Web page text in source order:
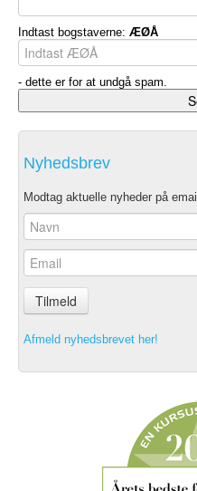
Indtast bogstaverne: ÆØÅ
- dette er for at undgå spam.
Nyhedsbrev
Modtag aktuelle nyheder på email
Tilmeld
Afmeld nyhedsbrevet her!